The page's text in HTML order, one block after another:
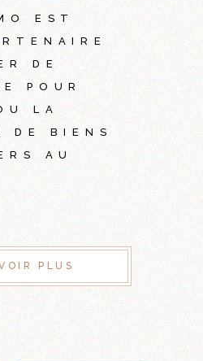
EST
DE
POUR
LA
DE BIENS
AU
PLUS